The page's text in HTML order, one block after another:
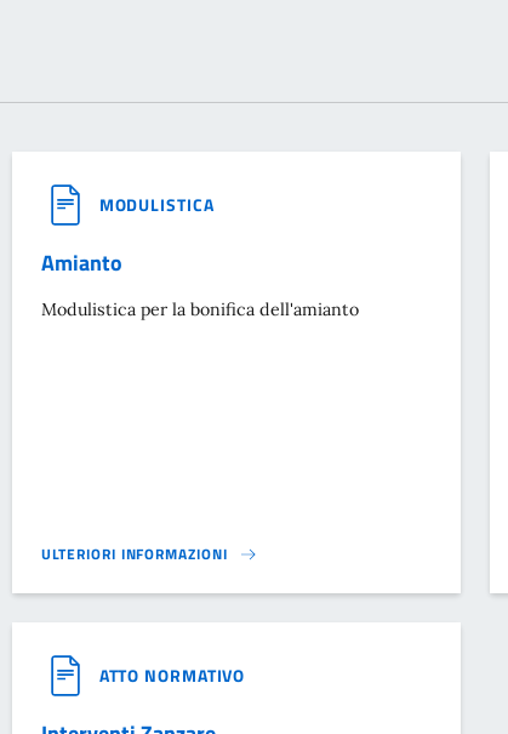
RILEVANTE MAPEI E PIANO DI EMERGENZA ESTERNO}
MODULISTICA
Amianto
Modulistica per la bonifica dell'amianto
ULTERIORI INFORMAZIONI
AMIANTO}
ATTO NORMATIVO